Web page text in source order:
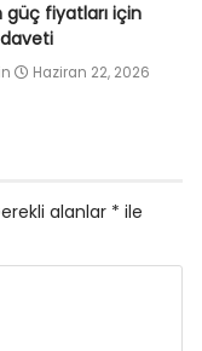
güç fiyatları için
Haziran 22, 2026
alanlar * ile